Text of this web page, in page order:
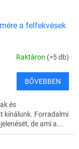
a felfekvések
Raktáron (>5 db)
BŐVEBBEN
és
kínálunk. Forradalmi
de ami a...